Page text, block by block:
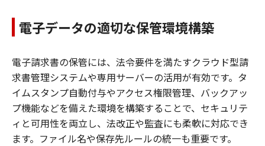
電子データの適切な保管環境構築
電子請求書の保管には、法令要件を満たすクラウド型請
求書管理システムや専用サーバーの活用が有効です。タ
イムスタンプ自動付与やアクセス権限管理、バックアッ
プ機能などを備えた環境を構築することで、セキュリテ
ィと可用性を両立し、法改正や監査にも柔軟に対応でき
ます。ファイル名や保存先ルールの統一も重要です。